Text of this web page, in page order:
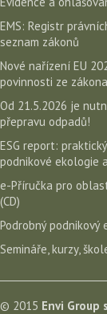
EMS: Registr
seznam zákonů
Nové nařízení EU
povinnosti ze
Od 21.5.2026 je
přepravu odpadů!
ESG report:
podnikové ekologie
e-Příručka pro
(CD)
Podrobný
Semináře, kurzy,
© 2015 Envi Group